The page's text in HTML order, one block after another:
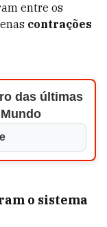
entre os
contrações
das últimas
o sistema